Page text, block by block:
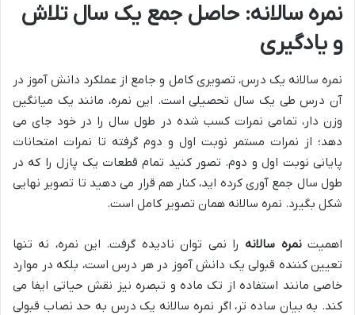
نمره سالانه: حاصل جمع یک سال تلاش
و یادگیری
نمره سالانه یک درس، تصویری کامل و جامع از عملکرد دانش آموز در
آن درس طی یک سال تحصیلی است. این نمره، مانند یک میانگین
وزن دار، تمامی نمرات کسب شده در طول سال را در خود جای می
دهد؛ از نمرات مستمر نوبت اول و دوم گرفته تا نمرات امتحانات
پایانی نوبت اول و دوم. تصور کنید تمام قطعات یک پازل را که در
طول سال جمع آوری کرده اید، کنار هم قرار می دهید تا تصویر نهایی
شکل بگیرد. نمره سالانه همان تصویر کامل است.
اهمیتنمره سالانه را نمی توان نادیده گرفت. این نمره، نه تنها
تعیین کننده قبولی یک دانش آموز در هر درس است، بلکه در موارد
خاصی مانند استفاده از تک ماده و تبصره نیز نقش حیاتی ایفا می
کند. به بیان ساده تر، اگر نمره سالانه یک درس به حد نصاب قبولی